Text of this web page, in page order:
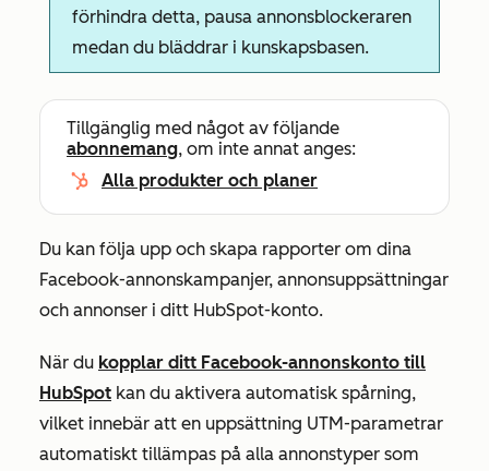
förhindra detta, pausa annonsblockeraren
medan du bläddrar i kunskapsbasen.
Tillgänglig med något av följande
abonnemang, om inte annat anges:
Alla produkter och planer
Du kan följa upp och skapa rapporter om dina
Facebook-annonskampanjer, annonsuppsättningar
och annonser i ditt HubSpot-konto.
När du kopplar ditt Facebook-annonskonto till
HubSpot kan du aktivera automatisk spårning,
vilket innebär att en uppsättning UTM-parametrar
automatiskt tillämpas på alla annonstyper som